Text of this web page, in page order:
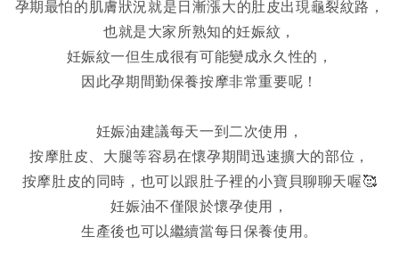
孕期最怕的肌膚狀況就是日漸漲大的肚皮出現龜裂紋路，
也就是大家所熟知的妊娠紋，
妊娠紋一但生成很有可能變成永久性的，
因此孕期間勤保養按摩非常重要呢！
妊娠油建議每天一到二次使用，
按摩肚皮、大腿等容易在懷孕期間迅速擴大的部位，
按摩肚皮的同時，也可以跟肚子裡的小寶貝聊聊天喔🥰
妊娠油不僅限於懷孕使用，
生產後也可以繼續當每日保養使用。